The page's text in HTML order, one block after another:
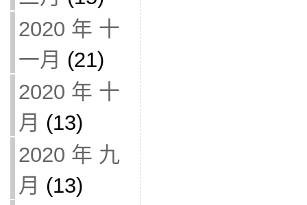
2020 年 十
一月 (21)
2020 年 十
月 (13)
2020 年 九
月 (13)